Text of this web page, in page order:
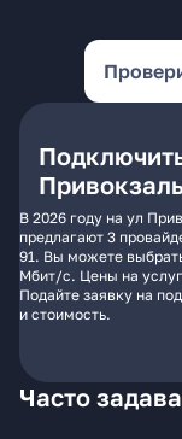
В 2026 году на ул
предлагают 3
91. Вы можете
Мбит/с. Цены на
Подайте заявку на
и стоимость.
Часто